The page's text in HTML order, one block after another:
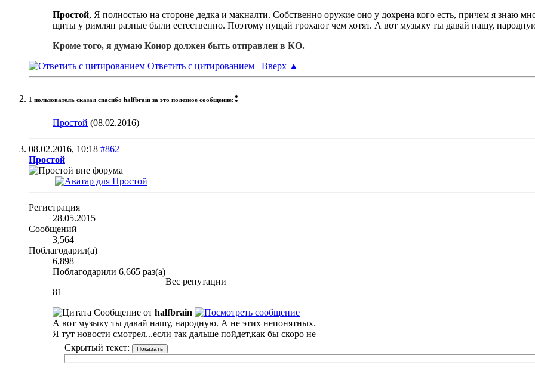
Простой, Я полностью на стороне дедка и макналти. Собственно оружие оно у дохрена кого есть, причем я знаю
щиты у римлян разные были естественно. Поэтому пущай грохают чем хотят. А вот музыку ты давай нашу,
Кроме того, я думаю Конор должен быть отправлен в КО.
Ответить с цитированием
Вверх ▲
1 пользователь сказал cпасибо halfbrain за это полезное сообщение: :
Простой (08.02.2016)
08.02.2016, 10:18 #862
Простой
Регистрация
28.05.2015
Сообщений
3,564
Поблагодарил(а)
6,898
Поблагодарили 6,665 раз(а)
Вес репутации
81
Сообщение от halfbrain
А вот музыку ты давай нашу, народную. А не этих непонятных.
Я тут новости смотрел...если так дальше пойдет,как бы скоро не
Скрытый текст: